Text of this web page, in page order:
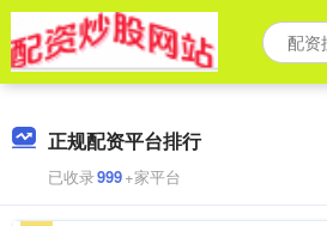
正规配资平台排行
已收录999+家平台